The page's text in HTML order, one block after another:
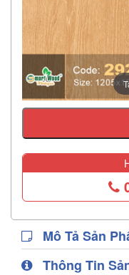
Mô Tả Sản
Thông Tin